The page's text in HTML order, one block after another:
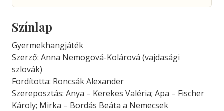
Színlap
Gyermekhangjáték
Szerző: Anna Nemogová-Kolárová (vajdasági
szlovák)
Fordította: Roncsák Alexander
Szereposztás: Anya – Kerekes Valéria; Apa – Fischer
Károly; Mirka – Bordás Beáta a Nemecsek